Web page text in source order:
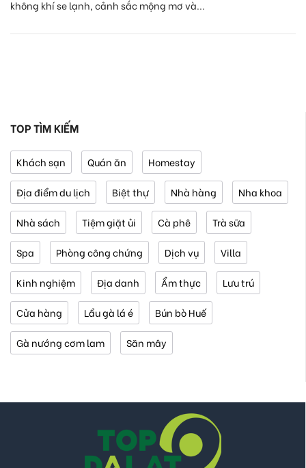
không khí se lạnh, cảnh sắc mộng mơ và...
TOP TÌM KIẾM
Khách sạn Quán ăn Homestay
Địa điểm du lịch Biệt thự Nhà hàng Nha khoa
Nhà sách Tiệm giặt ủi Cà phê Trà sữa
Spa Phòng công chứng Dịch vụ Villa
Kinh nghiệm Địa danh Ẩm thực Lưu trú
Cửa hàng Lẩu gà lá é Bún bò Huế
Gà nướng cơm lam Săn mây